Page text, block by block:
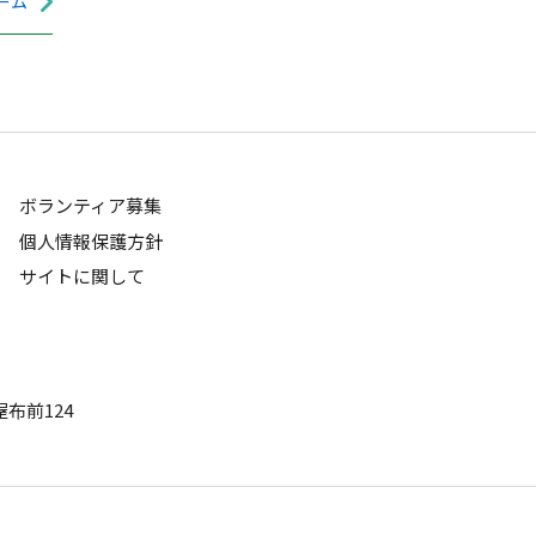
ボランティア募集
個人情報保護方針
サイトに関して
布前124